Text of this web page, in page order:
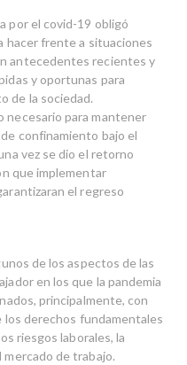
por el covid-19 obligó
hacer frente a situaciones
antecedentes recientes y
y oportunas para
de la sociedad.
necesario para mantener
confinamiento bajo el
vez se dio el retorno
que implementar
el regreso
de los aspectos de las
en los que la pandemia
principalmente, con
derechos fundamentales
riesgos laborales, la
de trabajo.